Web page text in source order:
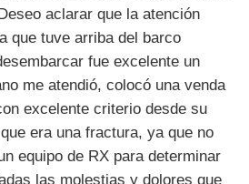
aclarar que la atención
que tuve arriba del barco
fue excelente un
me atendió, colocó una venda
excelente criterio desde su
era una fractura, ya que no
equipo de RX para determinar
las molestias y dolores que